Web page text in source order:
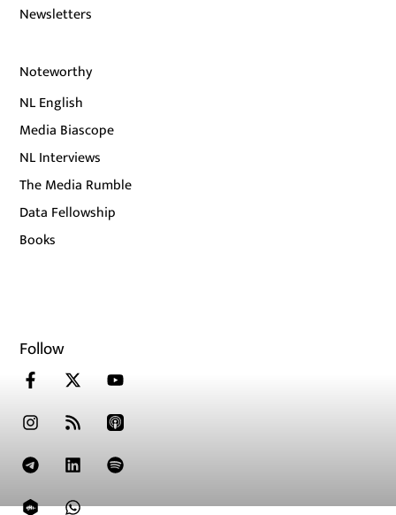
Newsletters
Noteworthy
NL English
Media Biascope
NL Interviews
The Media Rumble
Data Fellowship
Books
Follow